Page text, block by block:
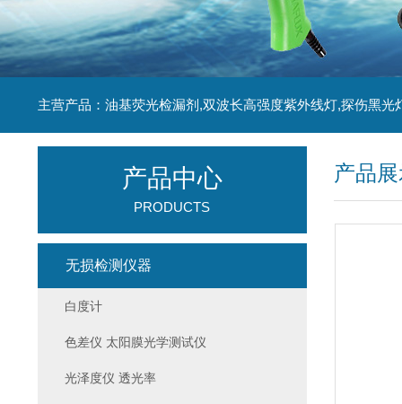
主营产品：油基荧光检漏剂,双波长高强度紫外线灯,探伤黑光
产品
产品中心
PRODUCTS
无损检测仪器
白度计
色差仪 太阳膜光学测试仪
光泽度仪 透光率